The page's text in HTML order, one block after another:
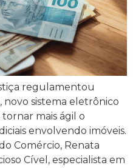
regulamentou
sistema eletrônico
mais ágil o
envolvendo imóveis.
Comércio, Renata
Cível, especialista em